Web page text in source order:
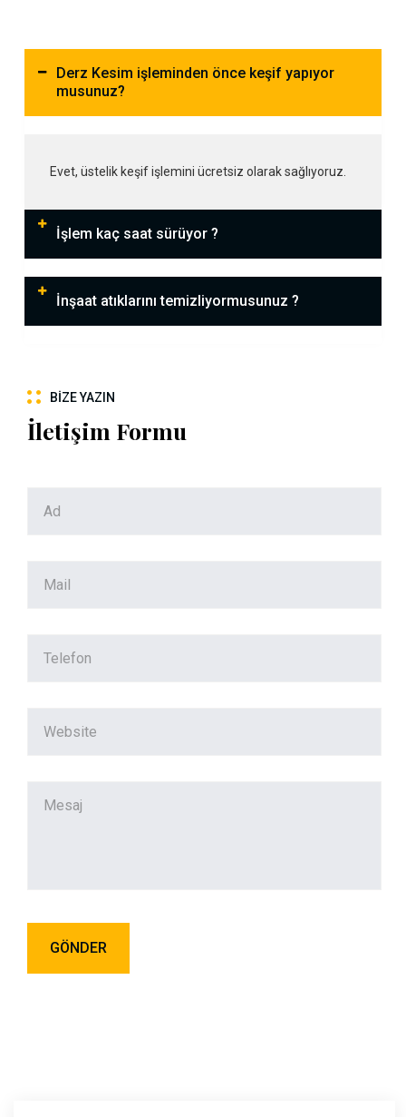
Derz Kesim işleminden önce keşif yapıyor
musunuz?
Evet, üstelik keşif işlemini ücretsiz olarak sağlıyoruz.
İşlem kaç saat sürüyor ?
İnşaat atıklarını temizliyormusunuz ?
BIZE YAZIN
İletişim Formu